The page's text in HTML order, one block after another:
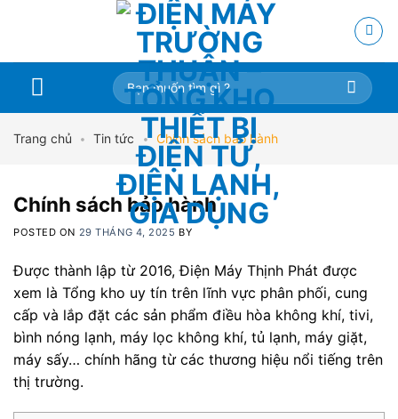
Tìm
kiếm:
Trang chủ • Tin tức • Chính sách bảo hành
Chính sách bảo hành
POSTED ON 29 THÁNG 4, 2025 BY
Được thành lập từ 2016, Điện Máy Thịnh Phát được
xem là Tổng kho uy tín trên lĩnh vực phân phối, cung
cấp và lắp đặt các sản phẩm điều hòa không khí, tivi,
bình nóng lạnh, máy lọc không khí, tủ lạnh, máy giặt,
máy sấy… chính hãng từ các thương hiệu nổi tiếng trên
thị trường.